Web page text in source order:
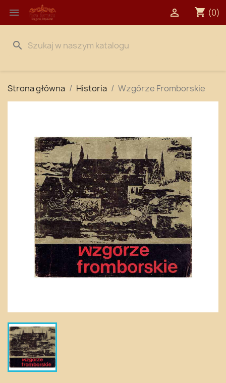
 shopping_cart (0)

search
Strona główna Historia Wzgórze Fromborskie